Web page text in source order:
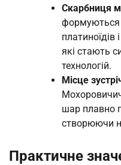
Скарбниця
формуються
платиноїдів
які стають
технологій.
Місце
шар плавно
створюючи
Практичне